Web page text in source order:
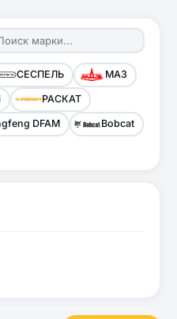
СЕСПЕЛЬ МАЗ
РАСКАТ
DFAM Bobcat